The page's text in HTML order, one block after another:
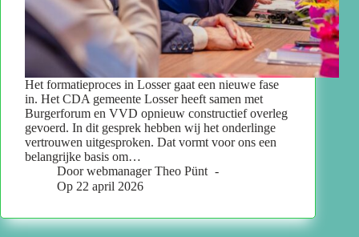
Het formatieproces in Losser gaat een nieuwe fase
in. Het CDA gemeente Losser heeft samen met
Burgerforum en VVD opnieuw constructief overleg
gevoerd. In dit gesprek hebben wij het onderlinge
vertrouwen uitgesproken. Dat vormt voor ons een
belangrijke basis om…
Door webmanager Theo Pünt
Op 22 april 2026